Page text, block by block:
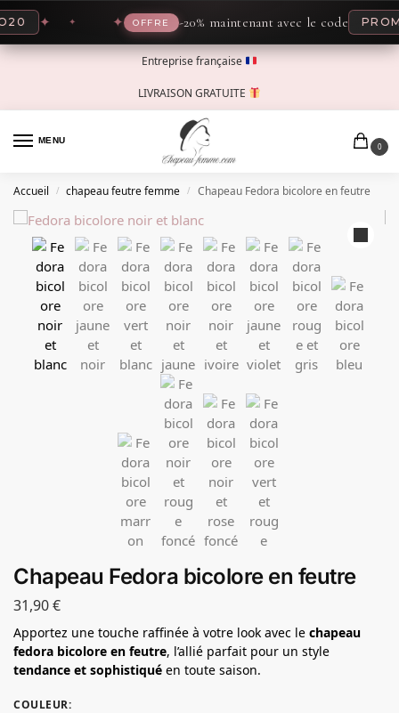
✦ OFFRE -20% maintenant avec le code
Entreprise française
LIVRAISON GRATUITE
MENU
0
Accueil / chapeau feutre femme / Chapeau Fedora bicolore en feutre
Chapeau Fedora bicolore en feutre
31,90€
Apportez une touche raffinée à votre look avec le chapeau
fedora bicolore en feutre, l’allié parfait pour un style
tendance et sophistiqué en toute saison.
COULEUR: